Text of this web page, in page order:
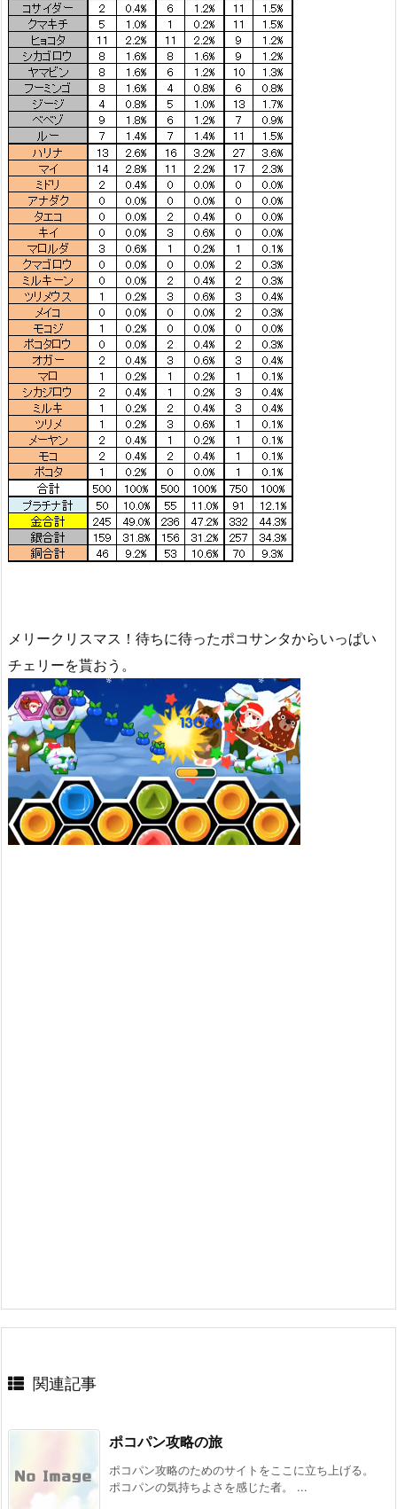
メリークリスマス！待ちに待ったポコサンタからいっぱい
チェリーを貰おう。
関連記事
ポコパン攻略の旅
ポコパン攻略のためのサイトをここに立ち上げる。
ポコパンの気持ちよさを感じた者。 ...